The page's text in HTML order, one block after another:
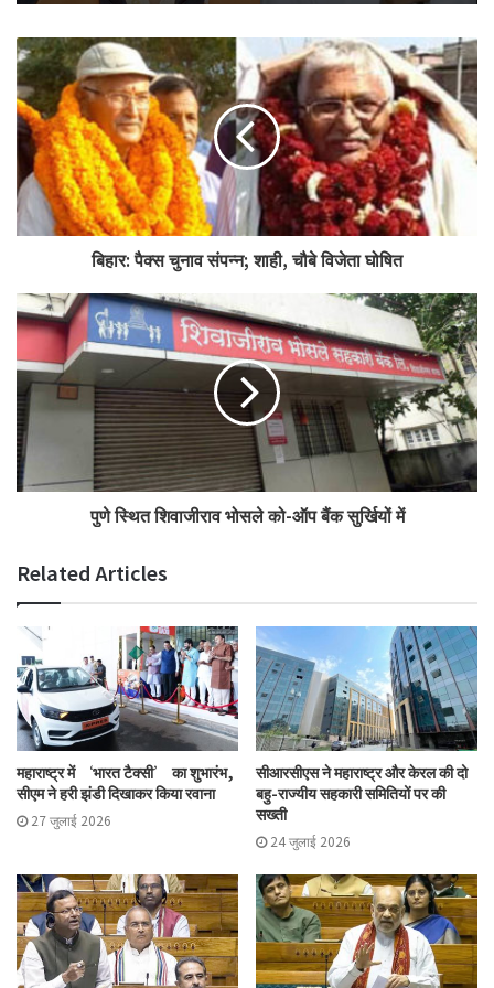
राज्य मंत्री,वित्त सचिवराजीव कुमार, अतनु चक्रवर्ती,आर्थिक मामलों के
सचिव
,अजय भूषण पांडे,राजस्व सचिव और अन्य शामिल थे।
सहकार भारती के एक अधिकारी ने बताया कि19दिसंबर की औपचारिक बजट पूर्व
परामर्श के लिए सहकार भारती को अलग से आमंत्रित किया गया है।
Tags cooperative NCUI Nirmala Pre Budget Consultation
बिहार: पैक्स चुनाव संपन्न; शाही, चौबे विजेता घोषित
पुणे स्थित शिवाजीराव भोसले को-ऑप बैंक सुर्खियों में
Related Articles
महाराष्ट्र में ‘भारत टैक्सी’ का शुभारंभ,
सीएम ने हरी झंडी दिखाकर किया रवाना
27 जुलाई 2026
सीआरसीएस ने महाराष्ट्र और केरल की दो
बहु-राज्यीय सहकारी समितियों पर की
सख्ती
24 जुलाई 2026